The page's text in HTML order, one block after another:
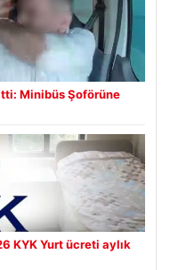
Minibüs Şoförüne
KYK Yurt ücreti aylık